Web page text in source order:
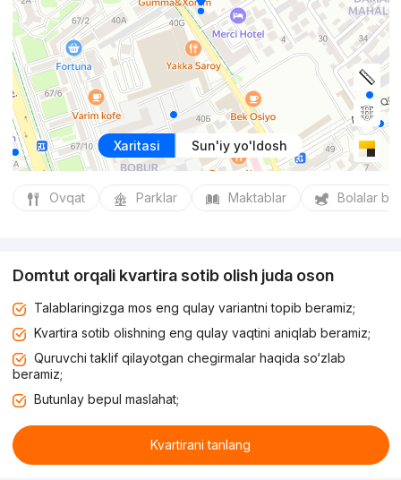
Xaritasi Sun'iy yo'ldosh
Ovqat Parklar Maktablar Bolalar
Domtut orqali kvartira sotib olish juda oson
Talablaringizga mos eng qulay variantni topib beramiz;
Kvartira sotib olishning eng qulay vaqtini aniqlab beramiz;
Quruvchi taklif qilayotgan chegirmalar haqida so‘zlab
beramiz;
Butunlay bepul maslahat;
Kvartirani tanlang